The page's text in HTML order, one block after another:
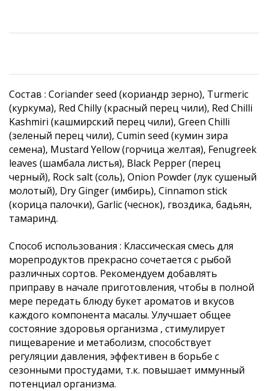
Состав : Сoriander seed (кориандр зерно), Turmeric
(куркума), Red Chilly (красный перец чили), Red Chilli
Kashmiri (кашмирский перец чили), Green Chilli
(зеленый перец чили), Cumin seed (кумин зира
семена), Mustard Yellow (горчица желтая), Fenugreek
leaves (шамбала листья), Black Pepper (перец
черный), Rock salt (соль), Onion Powder (лук сушеный
молотый), Dry Ginger (имбирь), Cinnamon stick
(корица палочки), Garlic (чеснок), гвоздика, бадьян,
тамаринд.
Способ использования : Классическая смесь для
морепродуктов прекрасно сочетается с рыбой
различных сортов. Рекомендуем добавлять
приправу в начале приготовления, чтобы в полной
мере передать блюду букет ароматов и вкусов
каждого компонента масалы. Улучшает общее
состояние здоровья организма , стимулирует
пищеварение и метаболизм, способствует
регуляции давления, эффективен в борьбе с
сезонными простудами, т.к. повышает иммунный
потенциал организма.